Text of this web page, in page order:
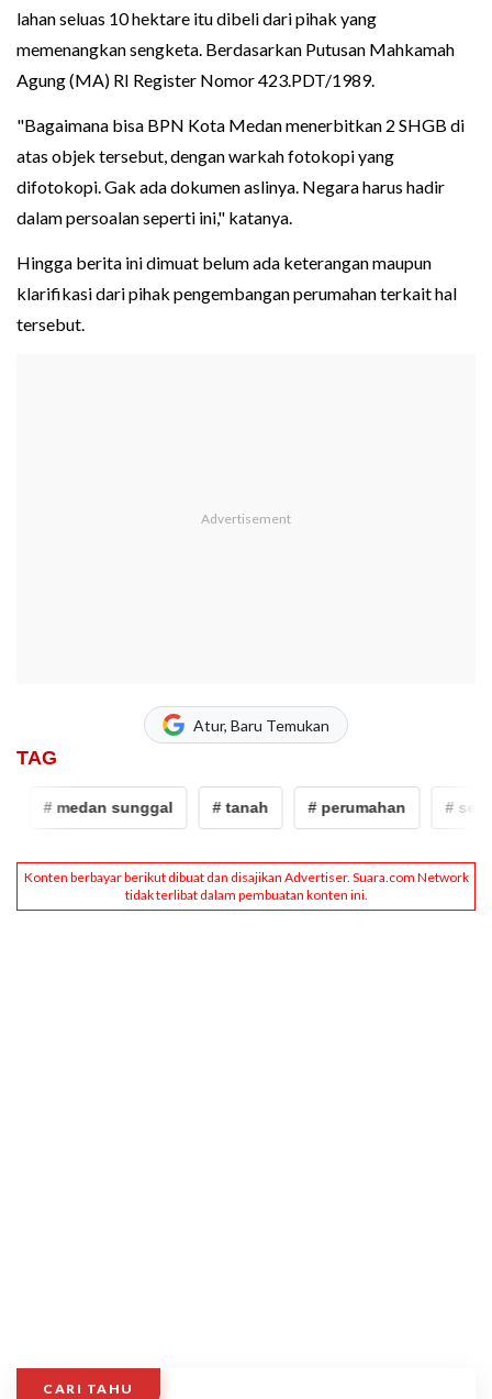
lahan seluas 10 hektare itu dibeli dari pihak yang
memenangkan sengketa. Berdasarkan Putusan Mahkamah
Agung (MA) RI Register Nomor 423.PDT/1989.
"Bagaimana bisa BPN Kota Medan menerbitkan 2 SHGB di
atas objek tersebut, dengan warkah fotokopi yang
difotokopi. Gak ada dokumen aslinya. Negara harus hadir
dalam persoalan seperti ini," katanya.
Hingga berita ini dimuat belum ada keterangan maupun
klarifikasi dari pihak pengembangan perumahan terkait hal
tersebut.
Atur, Baru Temukan
TAG
# medan sunggal # tanah # perumahan #
CARI TAHU